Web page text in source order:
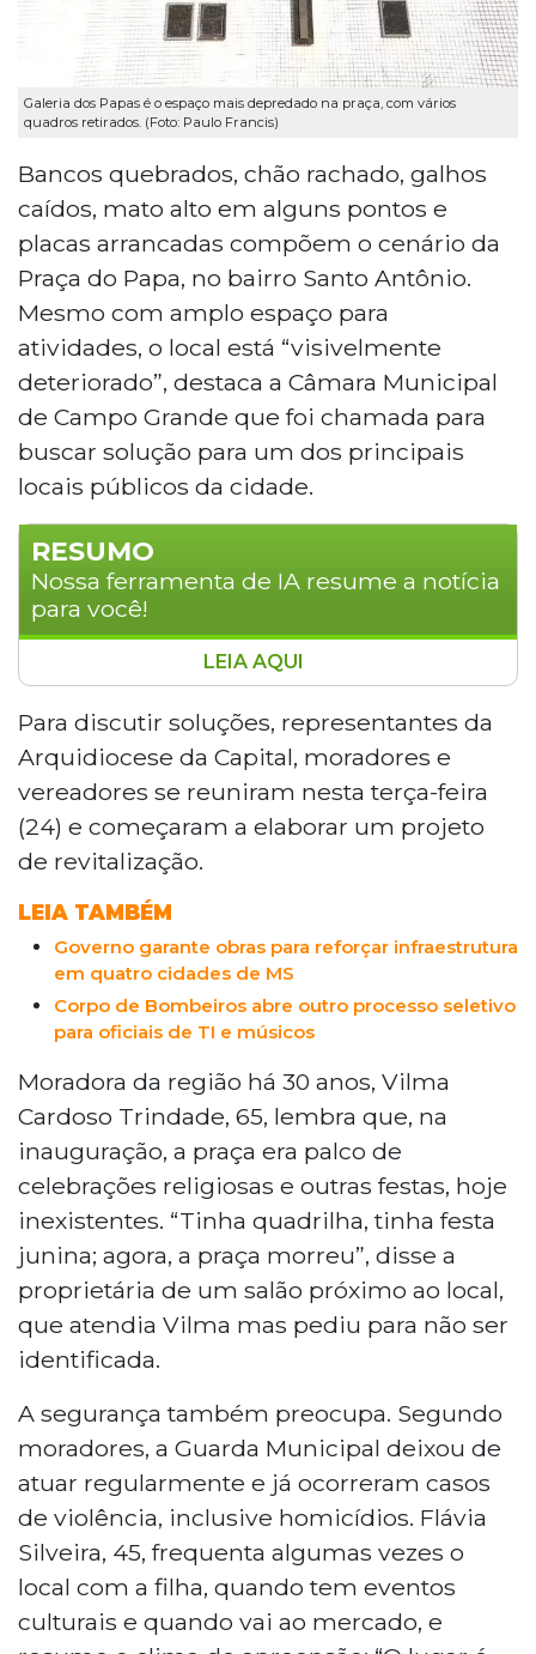
Galeria dos Papas é o espaço mais depredado na praça, com vários
quadros retirados. (Foto: Paulo Francis)
Bancos quebrados, chão rachado, galhos
caídos, mato alto em alguns pontos e
placas arrancadas compõem o cenário da
Praça do Papa, no bairro Santo Antônio.
Mesmo com amplo espaço para
atividades, o local está “visivelmente
deteriorado”, destaca a Câmara Municipal
de Campo Grande que foi chamada para
buscar solução para um dos principais
locais públicos da cidade.
RESUMO
Nossa ferramenta de IA resume a notícia
para você!
A Praça do Papa, localizada no bairro
Santo Antônio em Campo Grande,
enfrenta grave deterioração com
problemas de infraestrutura, segurança e
manutenção. O espaço, antes palco de
celebrações religiosas e eventos culturais,
hoje apresenta bancos quebrados, mato
situação, representantes da Arquidiocese,
moradores e vereadores se reuniram para
elaborar um projeto de revitalização. Uma
comissão temporária foi criada para
desenvolver propostas que incluem
parquinho infantil e projetos culturais,
que serão posteriormente enviadas ao
Executivo municipal.
LEIA AQUI
Para discutir soluções, representantes da
Arquidiocese da Capital, moradores e
vereadores se reuniram nesta terça-feira
(24) e começaram a elaborar um projeto
de revitalização.
LEIA TAMBÉM
Governo garante obras para reforçar infraestrutura
em quatro cidades de MS
Corpo de Bombeiros abre outro processo seletivo
para oficiais de TI e músicos
Moradora da região há 30 anos, Vilma
Cardoso Trindade, 65, lembra que, na
inauguração, a praça era palco de
celebrações religiosas e outras festas, hoje
inexistentes. “Tinha quadrilha, tinha festa
junina; agora, a praça morreu”, disse a
proprietária de um salão próximo ao local,
que atendia Vilma mas pediu para não ser
identificada.
A segurança também preocupa. Segundo
moradores, a Guarda Municipal deixou de
atuar regularmente e já ocorreram casos
de violência, inclusive homicídios. Flávia
Silveira, 45, frequenta algumas vezes o
local com a filha, quando tem eventos
culturais e quando vai ao mercado, e